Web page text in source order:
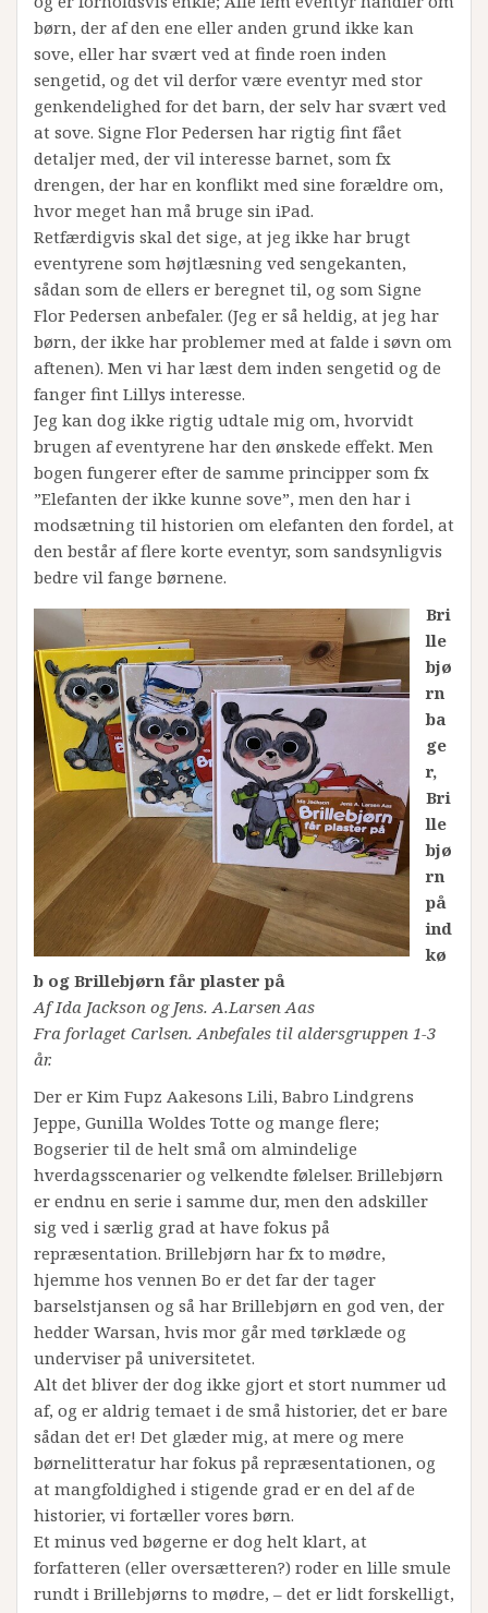
børn, der af den ene eller anden grund ikke kan
sove, eller har svært ved at finde roen inden
sengetid, og det vil derfor være eventyr med stor
genkendelighed for det barn, der selv har svært ved
at sove. Signe Flor Pedersen har rigtig fint fået
detaljer med, der vil interesse barnet, som fx
drengen, der har en konflikt med sine forældre om,
hvor meget han må bruge sin iPad.
Retfærdigvis skal det sige, at jeg ikke har brugt
eventyrene som højtlæsning ved sengekanten,
sådan som de ellers er beregnet til, og som Signe
Flor Pedersen anbefaler. (Jeg er så heldig, at jeg har
børn, der ikke har problemer med at falde i søvn om
aftenen). Men vi har læst dem inden sengetid og de
fanger fint Lillys interesse.
Jeg kan dog ikke rigtig udtale mig om, hvorvidt
brugen af eventyrene har den ønskede effekt. Men
bogen fungerer efter de samme principper som fx
”Elefanten der ikke kunne sove”, men den har i
modsætning til historien om elefanten den fordel, at
den består af flere korte eventyr, som sandsynligvis
bedre vil fange børnene.
Bri
lle
bjø
rn
ba
ge
r,
Bri
lle
bjø
rn
på
ind
kø
b og Brillebjørn får plaster på
Af Ida Jackson og Jens. A.Larsen Aas
Fra forlaget Carlsen. Anbefales til aldersgruppen 1-3
år.
Der er Kim Fupz Aakesons Lili, Babro Lindgrens
Jeppe, Gunilla Woldes Totte og mange flere;
Bogserier til de helt små om almindelige
hverdagsscenarier og velkendte følelser. Brillebjørn
er endnu en serie i samme dur, men den adskiller
sig ved i særlig grad at have fokus på
repræsentation. Brillebjørn har fx to mødre,
hjemme hos vennen Bo er det far der tager
barselstjansen og så har Brillebjørn en god ven, der
hedder Warsan, hvis mor går med tørklæde og
underviser på universitetet.
Alt det bliver der dog ikke gjort et stort nummer ud
af, og er aldrig temaet i de små historier, det er bare
sådan det er! Det glæder mig, at mere og mere
børnelitteratur har fokus på repræsentationen, og
at mangfoldighed i stigende grad er en del af de
historier, vi fortæller vores børn.
Et minus ved bøgerne er dog helt klart, at
forfatteren (eller oversætteren?) roder en lille smule
rundt i Brillebjørns to mødre, – det er lidt forskelligt,